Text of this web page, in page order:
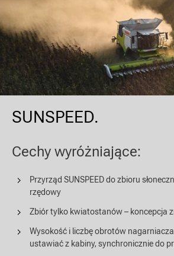
SUNSPEED.
Cechy wyróżniające:
Przyrząd SUNSPEED do zbioru
rzędowy
Zbiór tylko kwiatostanów – koncepcja
Wysokość i liczbę obrotów
ustawiać z kabiny, synchronicznie do